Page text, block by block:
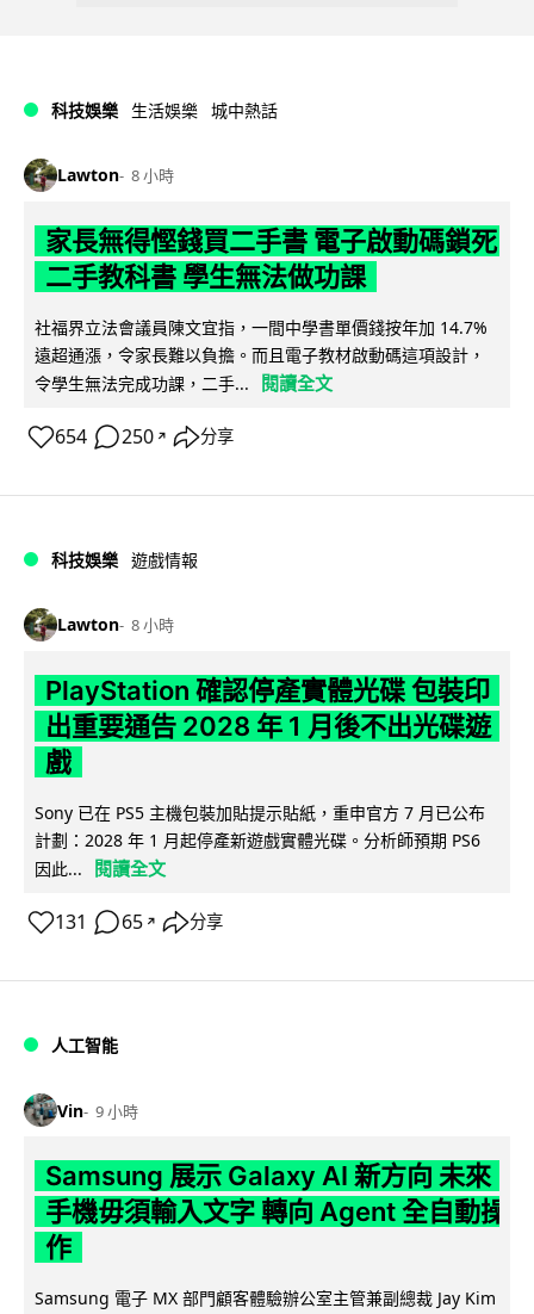
科技娛樂 生活娛樂 城中熱話
Lawton 8 小時
家長無得慳錢買二手書 電子啟動碼鎖死
二手教科書 學生無法做功課
社福界立法會議員陳文宜指，一間中學書單價錢按年加 14.7%
遠超通漲，令家長難以負擔。而且電子教材啟動碼這項設計，
令學生無法完成功課，二手...
閱讀全文
654 250 ↗ 分享
科技娛樂 遊戲情報
Lawton 8 小時
PlayStation 確認停產實體光碟 包裝印
出重要通告 2028 年 1 月後不出光碟遊
戲
Sony 已在 PS5 主機包裝加貼提示貼紙，重申官方 7 月已公布
計劃：2028 年 1 月起停產新遊戲實體光碟。分析師預期 PS6
因此...
閱讀全文
131 65 ↗ 分享
人工智能
Vin 9 小時
Samsung 展示 Galaxy AI 新方向 未來
手機毋須輸入文字 轉向 Agent 全自動操
作
Samsung 電子 MX 部門顧客體驗辦公室主管兼副總裁 Jay Kim